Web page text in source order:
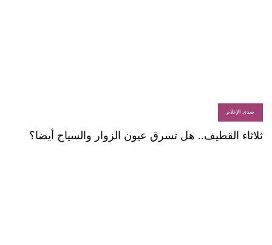
صدى الإعلام
ثلاثاء القطيف.. هل تسرق عيون الزوار والسياح أيضا؟